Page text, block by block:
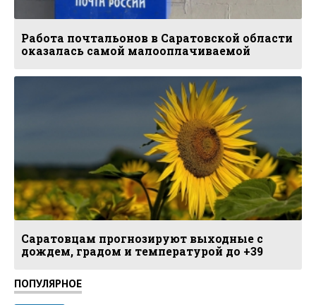
Работа почтальонов в Саратовской области
оказалась самой малооплачиваемой
Саратовцам прогнозируют выходные с
дождем, градом и температурой до +39
ПОПУЛЯРНОЕ